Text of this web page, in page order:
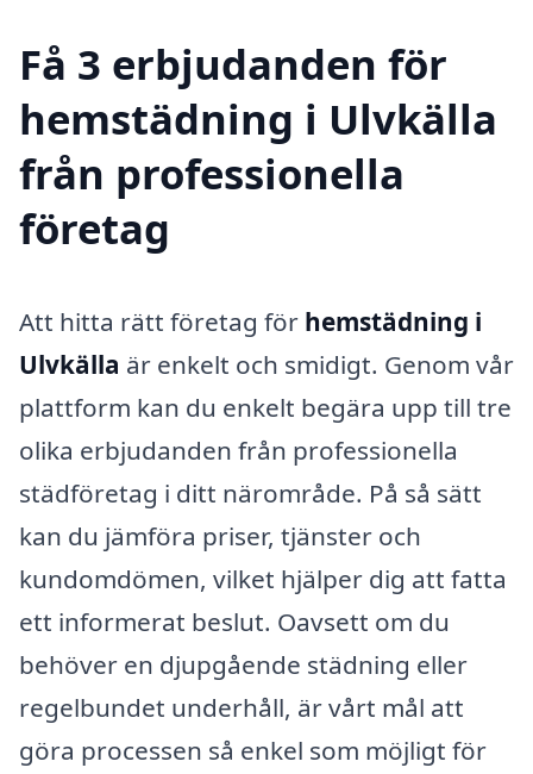
Få 3 erbjudanden för
hemstädning i Ulvkälla
från professionella
företag
Att hitta rätt företag för hemstädning i
Ulvkälla är enkelt och smidigt. Genom vår
plattform kan du enkelt begära upp till tre
olika erbjudanden från professionella
städföretag i ditt närområde. På så sätt
kan du jämföra priser, tjänster och
kundomdömen, vilket hjälper dig att fatta
ett informerat beslut. Oavsett om du
behöver en djupgående städning eller
regelbundet underhåll, är vårt mål att
göra processen så enkel som möjligt för